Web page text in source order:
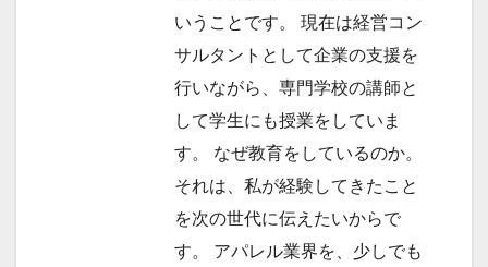
いうことです。 現在は経営コン
サルタントとして企業の支援を
行いながら、専門学校の講師と
して学生にも授業をしていま
す。 なぜ教育をしているのか。
それは、私が経験してきたこと
を次の世代に伝えたいからで
す。 アパレル業界を、少しでも